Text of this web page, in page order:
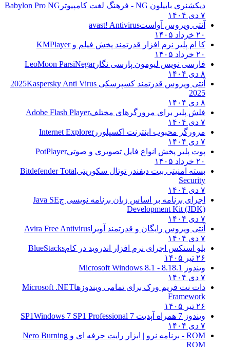
دیکشنری بابیلون NG - فرهنگ لغت کامپیوتر
Babylon Pro NG
۷ دی ۱۴۰۴
آنتی ویروس آواستavast! Antivirus
۲۰ خرداد ۱۴۰۵
کا ام پلیر نرم افزار قدرتمند پخش فیلم وKMPlayer
۲۰ خرداد ۱۴۰۵
فارسی نویس لیومون پارسی نگارLeoMoon ParsiNegar
۸ دی ۱۴۰۴
آنتی ویروس قدرتمند کسپرسکی 2025 Kaspersky Anti Virus
2025
۸ دی ۱۴۰۴
فلش پلیر برای مرورگرهای مختلفAdobe Flash Player
۷ دی ۱۴۰۴
مرورگر محبوب اینترنت اکسپلوررInternet Explorer
۷ دی ۱۴۰۴
پوت پلیر پخش انواع فایل تصویری و صوتیPotPlayer
۲۰ خرداد ۱۴۰۵
بسته امنیتی بیت دیفندر توتال سکوریتیBitdefender Total
Security
۷ دی ۱۴۰۴
اجرای برنامه بر اساس زبان برنامه نویسی جJava SE
Development Kit (JDK)
۷ دی ۱۴۰۴
آنتی ویروس رایگان و قدرتمند آویرا Avira Free Antivirus
۷ دی ۱۴۰۴
بلو استکس اجرای نرم افزار اندروید در کامBlueStacks
۲۶ تیر ۱۴۰۵
ویندوز 8.1
8.1 - Microsoft Windows 8.1
۷ دی ۱۴۰۴
دات نت فریم ورک برای تمامی ویندوزهاMicrosoft .NET
Framework
۲۶ تیر ۱۴۰۵
ویندوز 7 همراه آپدیت 7 SP1
Windows 7 SP1 Professional
۷ دی ۱۴۰۴
ROM - برنامه نرو | ابزار رایت حرفه ای و
Nero Burning
ROM